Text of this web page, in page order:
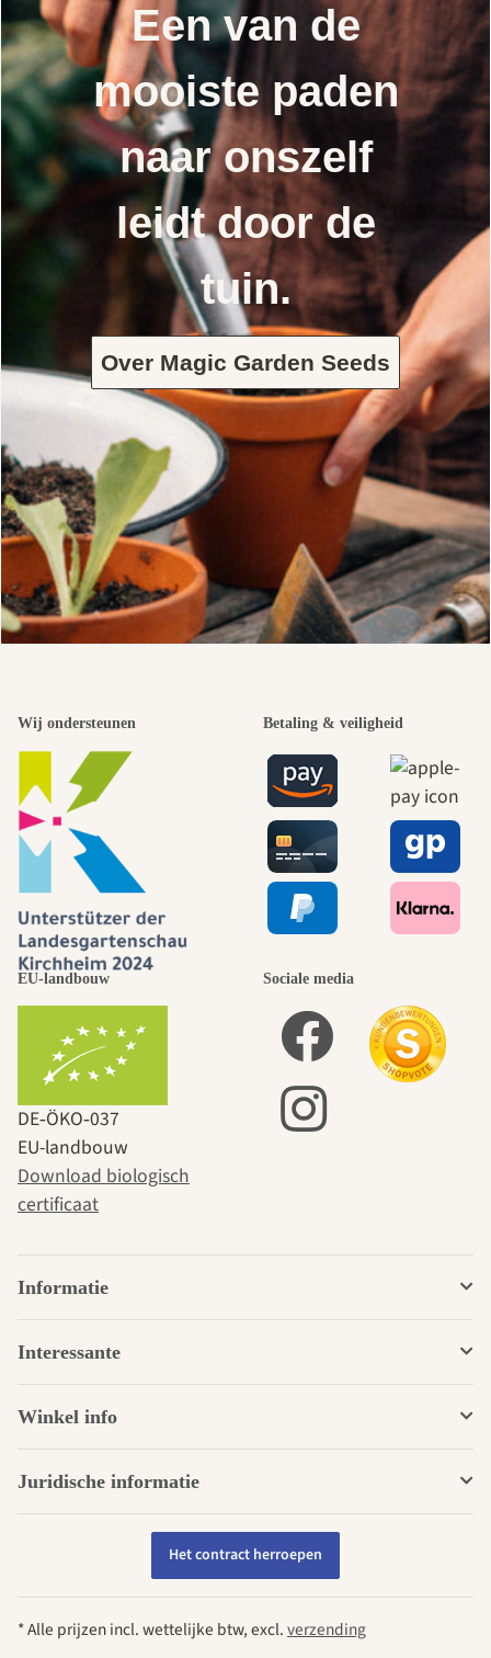
Een van de
mooiste paden
naar onszelf
leidt door de
tuin.
Over Magic Garden Seeds
Wij ondersteunen Betaling & veiligheid
EU-landbouw
DE‑ÖKO‑037
EU-landbouw
Download biologisch
certificaat
Sociale media
Informatie
Interessante
Winkel info
Juridische informatie
Het contract herroepen
* Alle prijzen incl. wettelijke btw, excl.verzending